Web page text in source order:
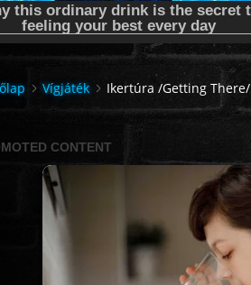
Vígjáték Ikertúra /Getting There/